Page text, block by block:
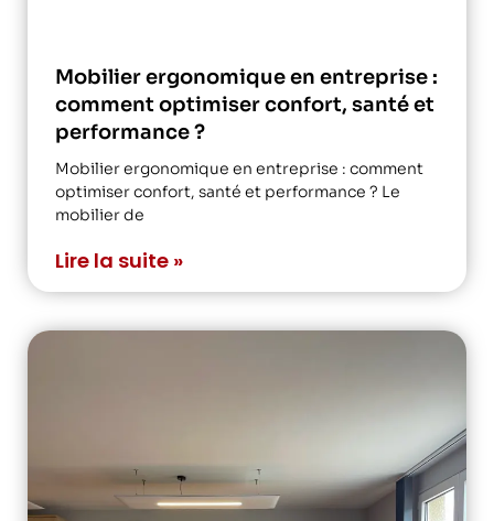
Mobilier ergonomique en entreprise :
comment optimiser confort, santé et
performance ?
Mobilier ergonomique en entreprise : comment
optimiser confort, santé et performance ? Le
mobilier de
Lire la suite »